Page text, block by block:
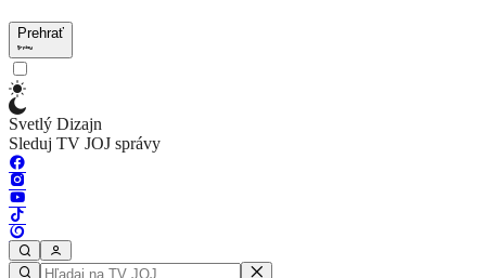
Prehrať
Svetlý Dizajn
Sleduj TV JOJ správy